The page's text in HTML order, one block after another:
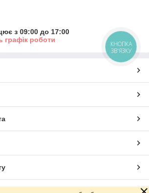
з 09:00 до 17:00
графік роботи
КНОПКА
ЗВ'ЯЗКУ